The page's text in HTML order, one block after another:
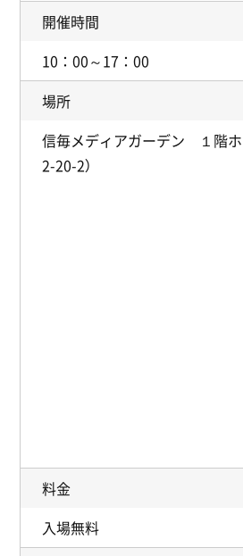
開催時間
10：00～17：00
場所
信毎メディアガーデン １階ホ
2-20-2）
料金
入場無料